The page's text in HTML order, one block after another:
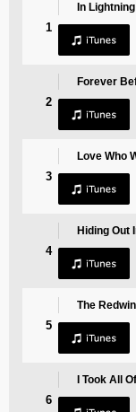
1
In Lightning
2
Forever
3
Love Who
4
Hiding Out
5
The
6
I Took All